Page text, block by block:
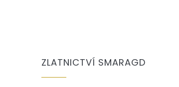
ZLATNICTVÍ SMARAGD